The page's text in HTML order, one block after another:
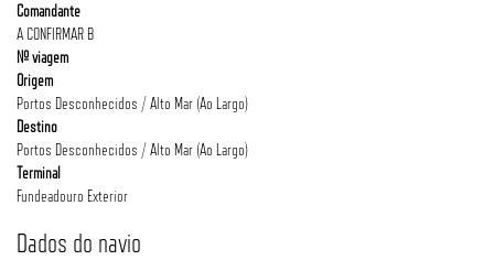
Comandante
A CONFIRMAR B
Nº viagem
Origem
Portos Desconhecidos / Alto Mar (Ao Largo)
Destino
Portos Desconhecidos / Alto Mar (Ao Largo)
Terminal
Fundeadouro Exterior
Dados do navio